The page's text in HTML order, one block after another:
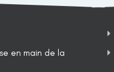
en main de la